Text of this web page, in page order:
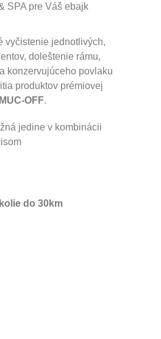
SPA pre Váš ebajk
vyčistenie jednotlivých,
doleštenie rámu,
konzervujúceho povlaku
produktov prémiovej
MUC-OFF.
jedine v kombinácii
do 30km